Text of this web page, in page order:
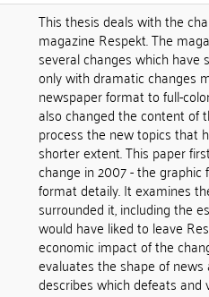
This thesis deals with the
magazine Respekt. The
several changes which have
only with dramatic changes
newspaper format to full-
also changed the content of
process the new topics that
shorter extent. This paper
change in 2007 - the
format detaily. It examines
surrounded it, including the
would have liked to leave
economic impact of the
evaluates the shape of
describes which defeats and